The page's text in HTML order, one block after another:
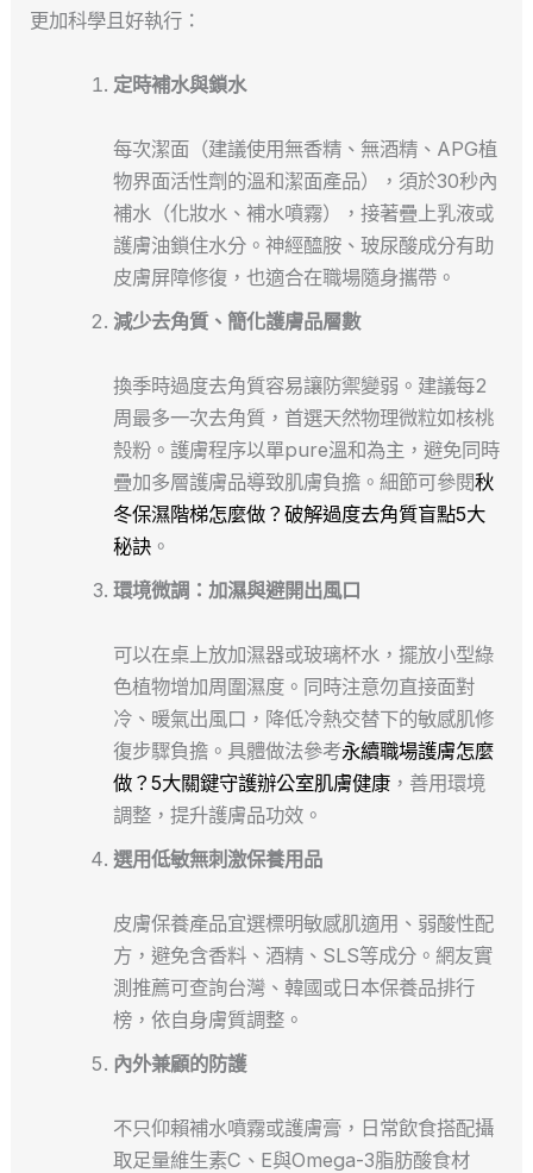
更加科學且好執行：
定時補水與鎖水
每次潔面（建議使用無香精、無酒精、APG植
物界面活性劑的溫和潔面產品），須於30秒內
補水（化妝水、補水噴霧），接著疊上乳液或
護膚油鎖住水分。神經醯胺、玻尿酸成分有助
皮膚屏障修復，也適合在職場隨身攜帶。
減少去角質、簡化護膚品層數
換季時過度去角質容易讓防禦變弱。建議每2
周最多一次去角質，首選天然物理微粒如核桃
殼粉。護膚程序以單pure溫和為主，避免同時
疊加多層護膚品導致肌膚負擔。細節可參閱秋
冬保濕階梯怎麼做？破解過度去角質盲點5大
秘訣。
環境微調：加濕與避開出風口
可以在桌上放加濕器或玻璃杯水，擺放小型綠
色植物增加周圍濕度。同時注意勿直接面對
冷、暖氣出風口，降低冷熱交替下的敏感肌修
復步驟負擔。具體做法參考永續職場護膚怎麼
做？5大關鍵守護辦公室肌膚健康，善用環境
調整，提升護膚品功效。
選用低敏無刺激保養用品
皮膚保養產品宜選標明敏感肌適用、弱酸性配
方，避免含香料、酒精、SLS等成分。網友實
測推薦可查詢台灣、韓國或日本保養品排行
榜，依自身膚質調整。
內外兼顧的防護
不只仰賴補水噴霧或護膚膏，日常飲食搭配攝
取足量維生素C、E與Omega-3脂肪酸食材